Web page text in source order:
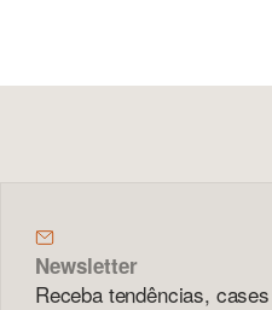
Newsletter
Receba tendências,